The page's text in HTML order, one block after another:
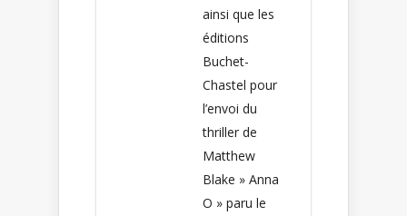
ainsi que les
éditions
Buchet-
Chastel pour
l’envoi du
thriller de
Matthew
Blake » Anna
O » paru le